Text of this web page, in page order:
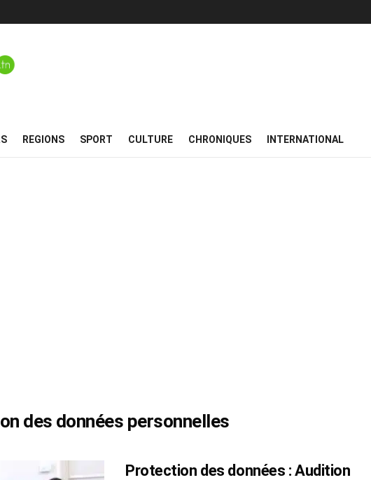
REGIONS SPORT CULTURE CHRONIQUES INTERNATIONAL
des données personnelles
Protection des données : Audition